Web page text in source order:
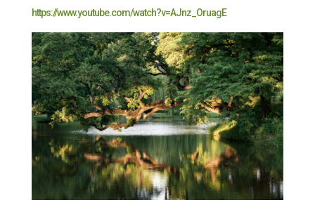
https://www.youtube.com/watch?v=AJnz_OruagE